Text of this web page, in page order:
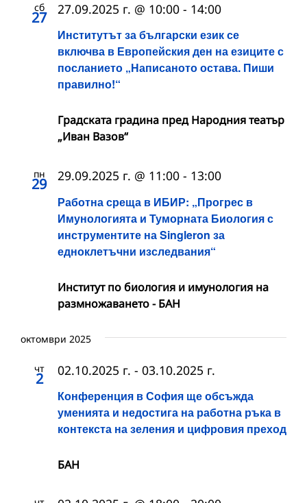
сб
27
Институтът за български език се
включва в Европейския ден на езиците с
посланието „Написаното остава. Пиши
правилно!“
27.09.2025 г. @ 10:00 - 14:00
Градската градина пред Народния театър
„Иван Вазов“
пн
29
Работна среща в ИБИР: „Прогрес в
Имунологията и Туморната Биология с
инструментите на Singleron за
едноклетъчни изследвания“
29.09.2025 г. @ 11:00 - 13:00
Институт по биология и имунология на
размножаването - БАН
октомври 2025
чт
2
Конференция в София ще обсъжда
уменията и недостига на работна ръка в
контекста на зеления и цифровия преход
02.10.2025 г. - 03.10.2025 г.
БАН